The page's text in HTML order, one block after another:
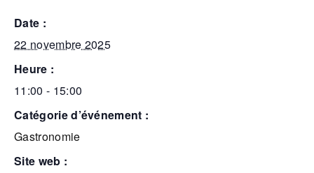
date :
22 novembre 2025
heure :
11:00 - 15:00
catégorie d’événement :
Gastronomie
site web :